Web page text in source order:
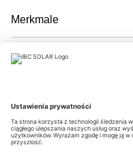
Merkmale
Opis
Downloads